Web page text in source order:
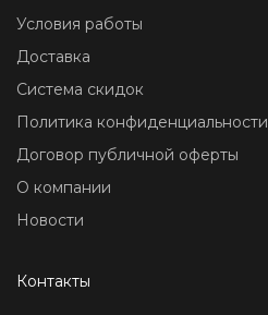
Условия работы
Доставка
Система скидок
Политика конфиденциальности
Договор публичной оферты
О компании
Новости
Контакты